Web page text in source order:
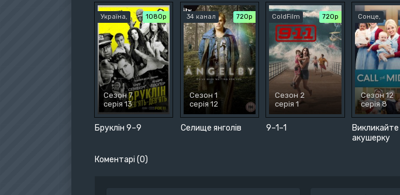
Бруклін 9–9
Україна, 1080p
Сезон 7
серія 13
Селище янголів
34 канал 720р
Сезон 1
серія 12
9–1–1
ColdFilm 720р
Сезон 2
серія 1
Викликайте
акушерку
Сонце,
Сезон 12
серія 8
Коментарі (0)